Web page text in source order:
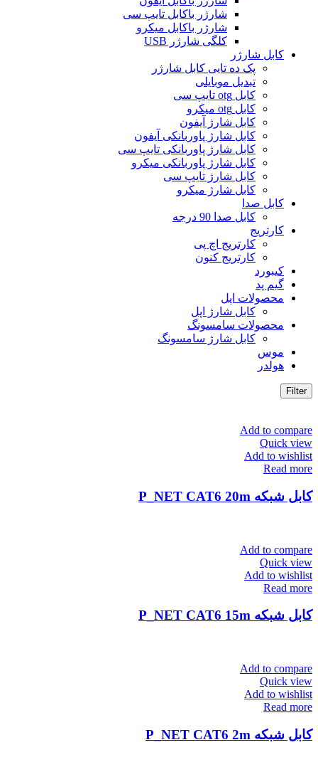
شارژر باکابل تایپ سی
شارژر باکابل میکرو
کلگی شارژر USB
کابل شارژر
پک ده تایی کابل شارژر
تبدیل موبایلی
کابل otg تایپ سی
کابل otg میکرو
کابل شارژ آیفون
کابل شارژ پاوربانکی آیفون
کابل شارژ پاوربانکی تایپ سی
کابل شارژ پاوربانکی میکرو
کابل شارژ تایپ سی
کابل شارژ میکرو
کابل صدا
کابل صدا 90 درجه
کارتریج
کارتریج اچ پی
کارتریج کنون
کیبورد
گیم پد
محصولات اپل
کابل شارژ اپل
محصولات سامسونگ
کابل شارژ سامسونگ
موس
هولدر
Filter
Add to compare
Quick view
Add to wishlist
Read more
کابل شبکه P_NET CAT6 20m
Add to compare
Quick view
Add to wishlist
Read more
کابل شبکه P_NET CAT6 15m
Add to compare
Quick view
Add to wishlist
Read more
کابل شبکه P_NET CAT6 2m